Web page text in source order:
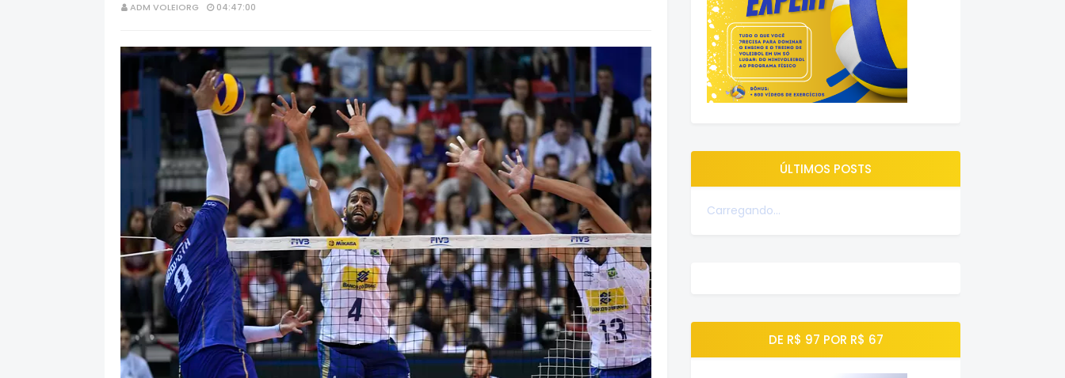
ADM VOLEIORG 04:47:00
ÚLTIMOS POSTS
Carregando...
DE R$ 97 POR R$ 67